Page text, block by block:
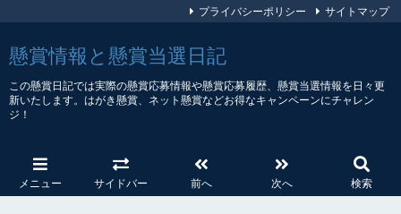
懸賞情報と懸賞当選日記
この懸賞日記では実際の懸賞応募情報や懸賞応募履歴、懸賞当選情報を日々更
新いたします。はがき懸賞、ネット懸賞などお得なキャンペーンにチャレン
ジ！
メニュー サイドバー 前へ 次へ 検索
プライバシーポリシー サイトマップ